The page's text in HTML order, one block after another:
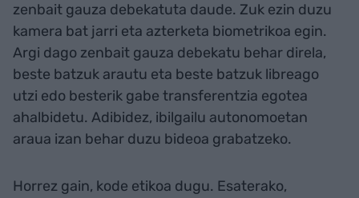
zenbait gauza debekatuta daude. Zuk ezin duzu
kamera bat jarri eta azterketa biometrikoa egin.
Argi dago zenbait gauza debekatu behar direla,
beste batzuk arautu eta beste batzuk libreago
utzi edo besterik gabe transferentzia egotea
ahalbidetu. Adibidez, ibilgailu autonomoetan
araua izan behar duzu bideoa grabatzeko.
Horrez gain, kode etikoa dugu. Esaterako,